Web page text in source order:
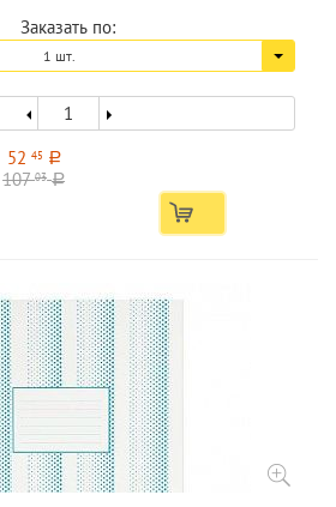
Заказать по:
1 шт.
52 45 a
10703 a